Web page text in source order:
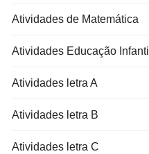
Atividades de Matemática
Atividades Educação Infantil
Atividades letra A
Atividades letra B
Atividades letra C